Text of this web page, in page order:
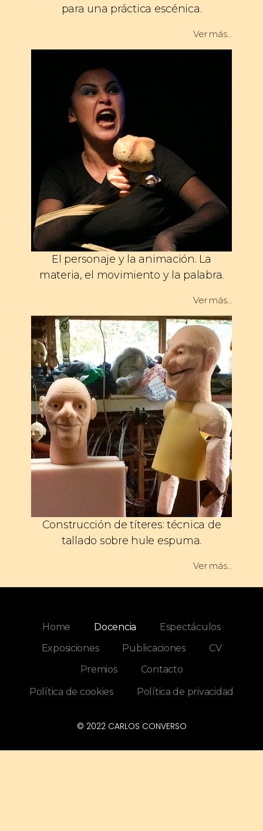
para una práctica escénica.
Ver más…
El personaje y la animación. La
materia, el movimiento y la palabra.
Ver más…
Construcción de títeres: técnica de
tallado sobre hule espuma.
Ver más…
Home Docencia
Espectáculos
Exposiciones
Publicaciones
CV
Premios
Contacto
Política de cookies
Política de privacidad
© 2022 CARLOS CONVERSO